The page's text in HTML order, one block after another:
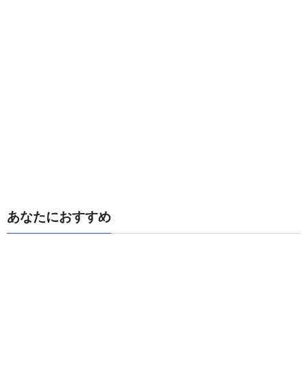
あなたにおすすめ